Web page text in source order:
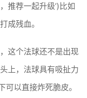
推荐一起升级’)比如
成残血。
这个法球还不是出现
上，法球具有吸扯力
以直接炸死脆皮。